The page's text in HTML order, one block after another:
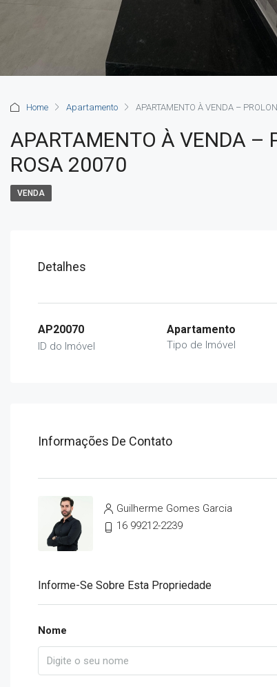
Home Apartamento APARTAMENTO À VENDA –
APARTAMENTO À VENDA –
ROSA 20070
VENDA
Detalhes
AP20070
ID do Imóvel
Apartamento
Tipo de Imóvel
Informações De Contato
Guilherme Gomes Garcia
16 99212-2239
Informe-Se Sobre Esta Propriedade
Nome